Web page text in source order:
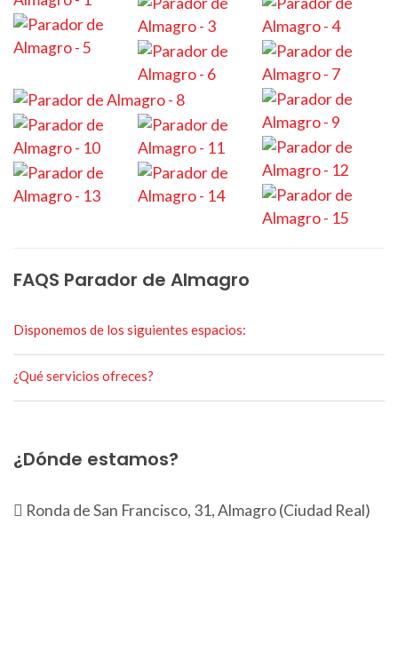
FAQS Parador de Almagro
Disponemos de los siguientes espacios:
¿Qué servicios ofreces?
¿Dónde estamos?
Ronda de San Francisco, 31, Almagro (Ciudad Real)